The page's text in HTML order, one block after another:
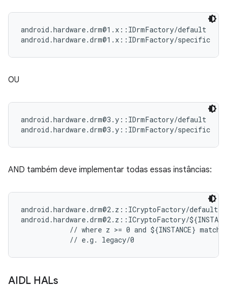
android.hardware.drm@1.x::IDrmFactory/default
OU
android.hardware.drm@3.y::IDrmFactory/default
AND também deve implementar todas essas instâncias:
android.hardware.drm@2.z::ICryptoFactory/
android.hardware.drm@2.z::ICryptoFactory/
// where z >= 0 and ${INSTANCE}
AIDL HALs